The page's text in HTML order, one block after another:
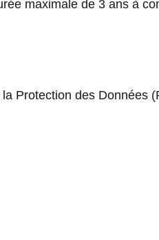
maximale de 3 ans à
Protection des Données